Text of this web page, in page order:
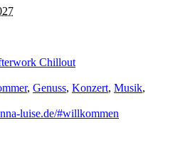
Chillout
, Genuss, Konzert, Musik,
luise.de/#willkommen